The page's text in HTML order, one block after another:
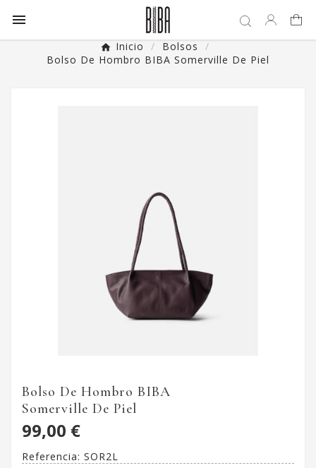

Inicio
Bolsos
Bolso De Hombro BIBA Somerville De Piel
Bolso De Hombro BIBA
Somerville De Piel
99,00 €
Referencia: SOR2L